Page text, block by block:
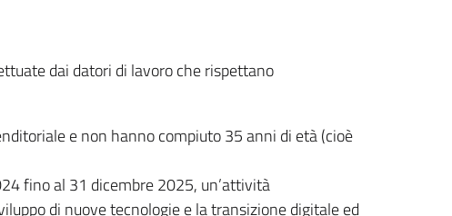
dai datori di lavoro che rispettano
e non hanno compiuto 35 anni di età (cioè
fino al 31 dicembre 2025, un’attività
di nuove tecnologie e la transizione digitale ed